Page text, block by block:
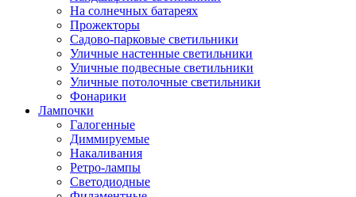
На солнечных батареях
Прожекторы
Садово-парковые светильники
Уличные настенные светильники
Уличные подвесные светильники
Уличные потолочные светильники
Фонарики
Лампочки
Галогенные
Диммируемые
Накаливания
Ретро-лампы
Светодиодные